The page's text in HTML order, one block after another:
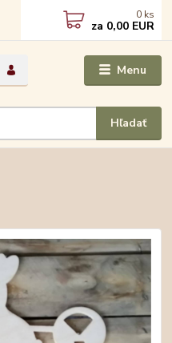
Menu
Hľadať
0 ks
za 0,00 EUR